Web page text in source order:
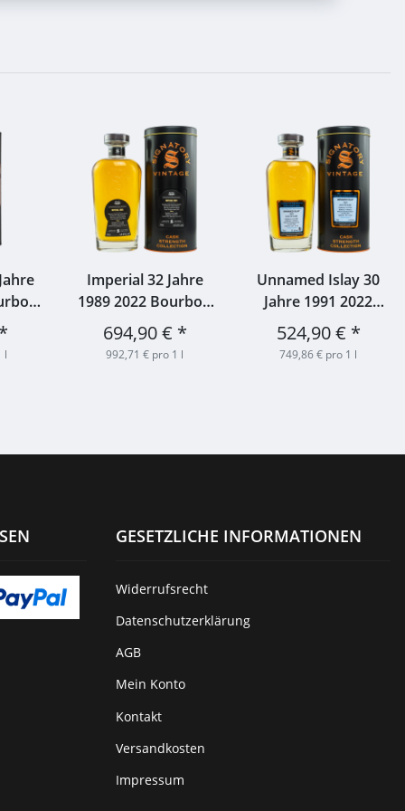
0,7l
*
l
Imperial 32 Jahre
1989 2022 Bourbon
Barrel #2076
Signatory 49,6% 0,7l
694,90 € *
992,71 € pro 1 l
Unnamed Islay 30
Jahre 1991 2022
Bourbon Barrels
#2650 Signatory
51,6% 0,7l
524,90 € *
749,86 € pro 1 l
GESETZLICHE INFORMATIONEN
Widerrufsrecht
Datenschutzerklärung
AGB
Mein Konto
Kontakt
Versandkosten
Impressum